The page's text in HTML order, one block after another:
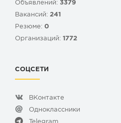
Объявлений: 3379
Вакансий: 241
Резюме: 0
Организаций: 1772
СОЦСЕТИ
ВКонтакте
Одноклассники
Telegram